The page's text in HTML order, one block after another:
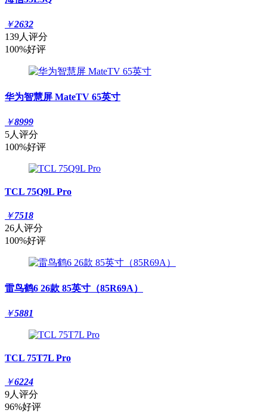
￥2632
139人评分
100%好评
华为智慧屏 MateTV 65英寸
￥8999
5人评分
100%好评
TCL 75Q9L Pro
￥7518
26人评分
100%好评
雷鸟鹤6 26款 85英寸（85R69A）
￥5881
TCL 75T7L Pro
￥6224
9人评分
96%好评